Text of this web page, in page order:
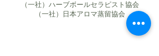
（一社）ハーブボールセラピスト協会
（一社）日本アロマ蒸留協会